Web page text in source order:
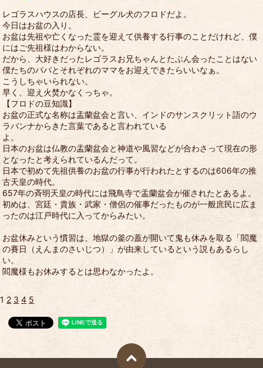
レゴラスハウスの店長、ビーグル犬のフロドだよ。
今日はお盆の入り。
お盆は先祖や亡くなった霊を迎えて供養する行事のことだけれど、僕
にはご先祖様はわからない。
だから、大好きだったレゴラスお兄ちゃんとたぶん会ったことはない
僕たちのパパとそれぞれのママをお迎えできたらいいなぁ。
こうしちゃいられない。
早く、迎え火焚かなくっちゃ。
【フロドの豆知識】
お盆の正式な名称は盂蘭盆会と言い、インドのサンスクリット語のウ
ラバンナからきた言葉であると言われている
よ。
日本のお盆は仏教の盂蘭盆会と神道や風習などが合わさって現在の形
となったと考えられているんだって。
日本で初めて先祖供養のお盆の行事が行われたとするのは606年の推
古天皇の時代。
657年の斉明天皇の時代には飛鳥寺で盂蘭盆会が催されたとあるよ。
初めは、宮廷・貴族・武家・僧侶の催事だったものが一般庶民に広ま
ったのは江戸時代に入ってからみたい。
お盆休みという慣習は、地獄の釜の蓋が開いて鬼も休みを取る「閻魔
の賽日（えんまのさいじつ）」が由来しているという説もあるらし
い。
閻魔様もお休みするとは思わなかったよ。
1 2 3 4 5